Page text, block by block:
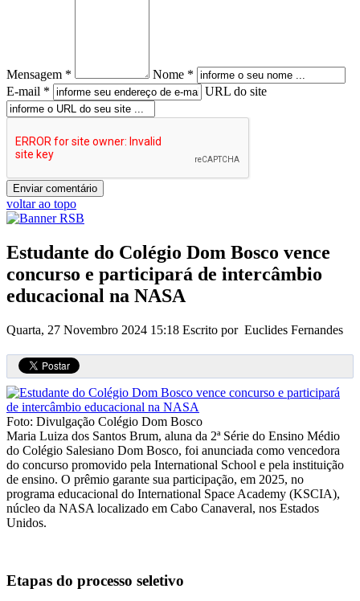
Mensagem *
Nome *
E-mail *
URL do site
voltar ao topo
Estudante do Colégio Dom Bosco vence
concurso e participará de intercâmbio
educacional na NASA
Quarta, 27 Novembro 2024 15:18 Escrito por Euclides Fernandes
Foto: Divulgação Colégio Dom Bosco
Maria Luiza dos Santos Brum, aluna da 2ª Série do Ensino Médio
do Colégio Salesiano Dom Bosco, foi anunciada como vencedora
do concurso promovido pela International School e pela instituição
de ensino. O prêmio garante sua participação, em 2025, no
programa educacional do International Space Academy (KSCIA),
núcleo da NASA localizado em Cabo Canaveral, nos Estados
Unidos.
Etapas do processo seletivo